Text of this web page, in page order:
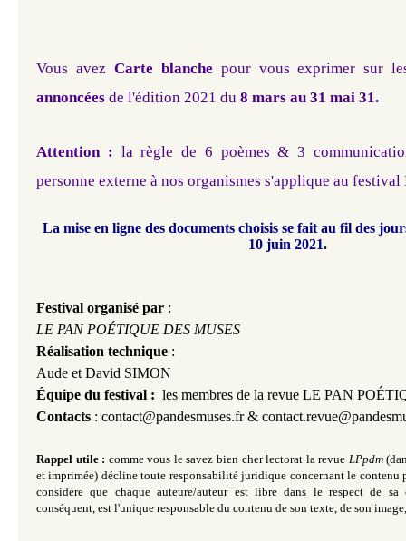
Vous avez Carte blanche pour vous exprimer sur
annoncées de l'édition 2021 du 8 mars au 31 mai 31.
Attention : la règle de 6 poèmes & 3
personne externe à nos organismes s'applique au
La mise en ligne des documents choisis se fait au fil des
10 juin 2021.
Festival organisé par :
LE PAN POÉTIQUE DES MUSES
Réalisation technique :
Aude et David SIMON
Équipe du festival : les membres de la revue LE PAN
Contacts : contact@pandesmuses.fr &
Rappel utile : comme vous le savez bien cher lectorat la revue LPpdm
et imprimée) décline toute responsabilité juridique concernant le contenu
considère que chaque auteure/auteur est libre dans le respect de sa
conséquent, est l'unique responsable du contenu de son texte, de son